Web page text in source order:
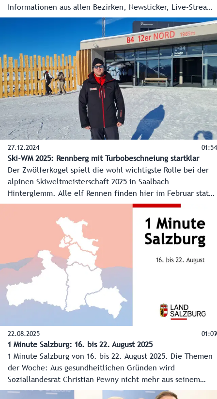
Informationen aus allen Bezirken, Newsticker, Live-Streams
und vieles mehr zeigen die ganze Vielfalt des Landes
Salzburg. Landeshauptmann Wilfried Haslauer und
Landeshauptmann-Stellvertreterin Marlene Svazek drückten
vor kurzem symbolisch auf den Startknopf und Salzburg ON
ging online. Entwickelt wurde Salzburg ON von der
Salzburger Firma „kavedo“ mit Sitz in Puch-Urstein. Philipp
Venningen und Martin Kappacher wagten sich mit dem
Projekt auf neues Terrain. So wird Salzburg ON tagtäglich
die wichtigsten Informationen und schönsten Bilder aus
allen Regionen des Landes Salzburg auf die Smartphones
und Bildschirme der Bevölkerung bringen.
27.12.2024 01:54
Ski-WM 2025: Rennberg mit Turbobeschneiung startklar
Der Zwölferkogel spielt die wohl wichtigste Rolle bei der
alpinen Skiweltmeisterschaft 2025 in Saalbach
Hinterglemm. Alle elf Rennen finden hier im Februar statt.
Damit der Rennberg auch WM tauglich ist, wurde
ordentlich investiert, nicht nur in die zweite
Zubringerbahn, die 12er Nord, sondern auch in die
22.08.2025 01:09
1 Minute Salzburg: 16. bis 22. August 2025
1 Minute Salzburg von 16. bis 22. August 2025. Die Themen
der Woche: Aus gesundheitlichen Gründen wird
Soziallandesrat Christian Pewny nicht mehr aus seinem
Krankenstand in die Landesregierung zurückkehren. Zurück